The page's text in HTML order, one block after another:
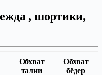
, шортики,
Обхват
талии
Обхват
бёдер